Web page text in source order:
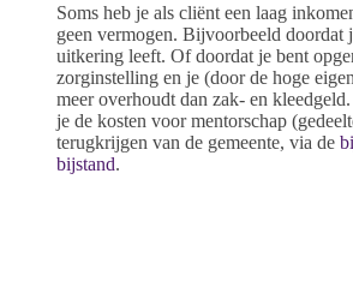
Soms heb je als cliënt een laag
geen vermogen. Bijvoorbeeld doordat
uitkering leeft. Of doordat je bent
zorginstelling en je (door de hoge
meer overhoudt dan zak- en
je de kosten voor mentorschap
terugkrijgen van de gemeente, via de
bijstand.